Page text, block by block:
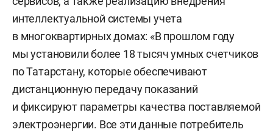
интеллектуальной системы учета
в многоквартирных домах: «В прошлом году
мы установили более 18 тысяч умных счетчиков
по Татарстану, которые обеспечивают
дистанционную передачу показаний
и фиксируют параметры качества поставляемой
электроэнергии. Все эти данные потребитель